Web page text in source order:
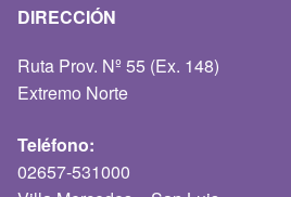
DIRECCIÓN
Ruta Prov. Nº 55 (Ex. 148)
Extremo Norte
Teléfono:
02657-531000